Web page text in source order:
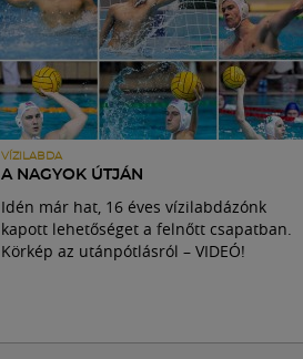
VÍZILABDA
A NAGYOK ÚTJÁN
Idén már hat, 16 éves vízilabdázónk
kapott lehetőséget a felnőtt csapatban.
Körkép az utánpótlásról – VIDEÓ!